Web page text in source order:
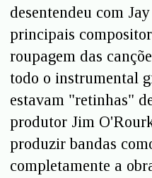
desentendeu com
principais
roupagem das
todo o instrumental
estavam "retinhas"
produtor Jim
produzir bandas
completamente a